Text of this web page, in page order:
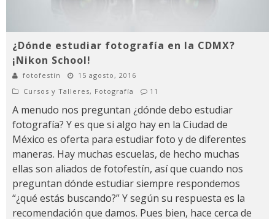
¿Dónde estudiar fotografía en la CDMX?
¡Nikon School!
fotofestín
15 agosto, 2016
Cursos y Talleres, Fotografía 11
A menudo nos preguntan ¿dónde debo estudiar
fotografía? Y es que si algo hay en la Ciudad de
México es oferta para estudiar foto y de diferentes
maneras. Hay muchas escuelas, de hecho muchas
ellas son aliados de fotofestín, así que cuando nos
preguntan dónde estudiar siempre respondemos
“¿qué estás buscando?” Y según su respuesta es la
recomendación que damos. Pues bien, hace cerca de